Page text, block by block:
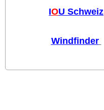
IOU Schweiz
Windfinder